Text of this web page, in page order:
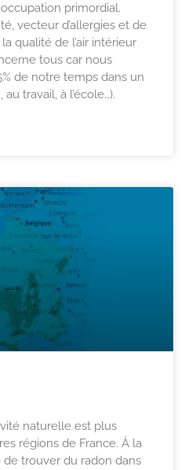
primordial.
vecteur d’allergies et de
qualité de l’air intérieur
tous car nous
de notre temps dans un
travail, à l’école…).
naturelle est plus
régions de France. À la
trouver du radon dans